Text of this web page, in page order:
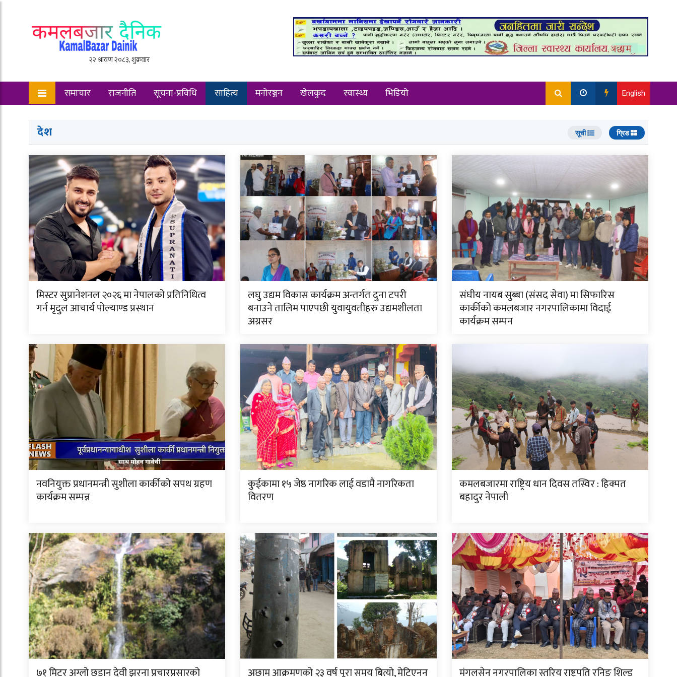
समाचार राजनीति सूचना-प्रविधि साहित्य मनोरञ्जन खेलकुद स्वास्थ्य
भिडियो
English
देश सूची ग्रिड
मिस्टर सुप्रानेशनल २०२६ मा नेपालको प्रतिनिधित्व
गर्न मृदुल आचार्य पोल्याण्ड प्रस्थान
लघु उद्यम विकास कार्यक्रम अन्तर्गत दुना टपरी
बनाउने तालिम पाएपछी युवायुवतीहरु उद्यमशीलता
अग्रसर
संघीय नायब सुब्बा (संसद सेवा) मा सिफारिस
कार्कीको कमलबजार नगरपालिकामा विदाई
कार्यक्रम सम्पन
नवनियुक्त प्रधानमन्त्री सुशीला कार्कीको सपथ ग्रहण
कार्यक्रम सम्पन्न
कुईकामा १५ जेष्ठ नागरिक लाई वडामै नागरिकता
वितरण
कमलबजारमा राष्ट्रिय धान दिवस तस्विर : हिक्मत
बहादुर नेपाली
७१ मिटर अग्लो छडान देवी झरना प्रचारप्रसारको अछाम आक्रमणको २३ वर्ष पूरा समय बित्यो, मेटिएनन मंगलसेन नगरपालिका स्तरिय राष्ट्रपति रनिङ शिल्ड